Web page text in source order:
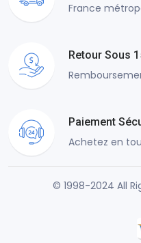
France
Retour Sous
Paiement
Achetez en
© 1998-2024 All